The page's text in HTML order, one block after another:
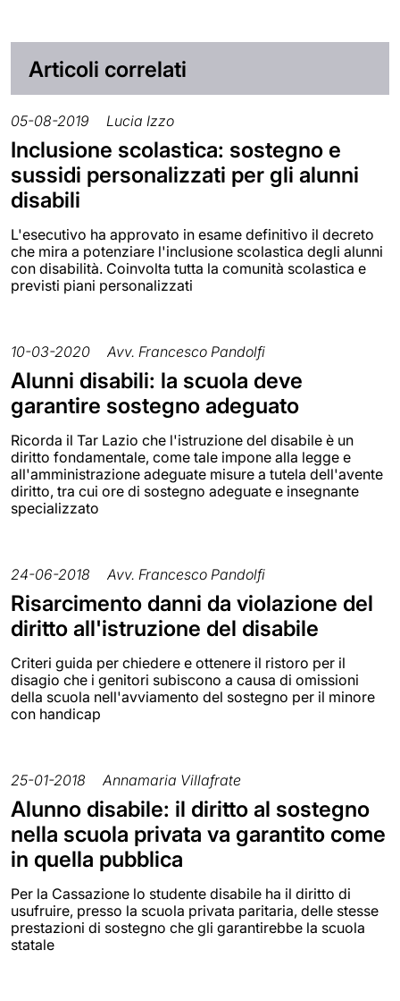
Articoli correlati
05-08-2019 Lucia Izzo
Inclusione scolastica: sostegno e
sussidi personalizzati per gli alunni
disabili
L'esecutivo ha approvato in esame definitivo il decreto
che mira a potenziare l'inclusione scolastica degli alunni
con disabilità. Coinvolta tutta la comunità scolastica e
previsti piani personalizzati
10-03-2020 Avv. Francesco Pandolfi
Alunni disabili: la scuola deve
garantire sostegno adeguato
Ricorda il Tar Lazio che l'istruzione del disabile è un
diritto fondamentale, come tale impone alla legge e
all'amministrazione adeguate misure a tutela dell'avente
diritto, tra cui ore di sostegno adeguate e insegnante
specializzato
24-06-2018 Avv. Francesco Pandolfi
Risarcimento danni da violazione del
diritto all'istruzione del disabile
Criteri guida per chiedere e ottenere il ristoro per il
disagio che i genitori subiscono a causa di omissioni
della scuola nell'avviamento del sostegno per il minore
con handicap
25-01-2018 Annamaria Villafrate
Alunno disabile: il diritto al sostegno
nella scuola privata va garantito come
in quella pubblica
Per la Cassazione lo studente disabile ha il diritto di
usufruire, presso la scuola privata paritaria, delle stesse
prestazioni di sostegno che gli garantirebbe la scuola
statale